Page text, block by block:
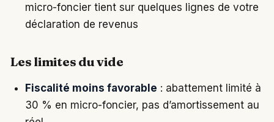
micro-foncier tient sur quelques lignes de votre
déclaration de revenus
Les limites du vide
Fiscalité moins favorable : abattement limité à
30 % en micro-foncier, pas d’amortissement au